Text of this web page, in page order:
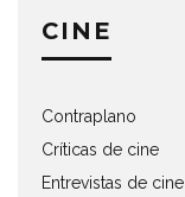
CINE
Contraplano
Críticas de cine
Entrevistas de cine